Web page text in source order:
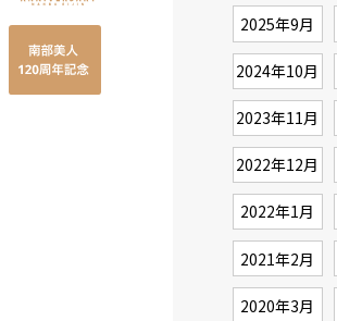
2025年9月
2024年10月
2023年11月
2022年12月
2022年1月
2021年2月
2020年3月